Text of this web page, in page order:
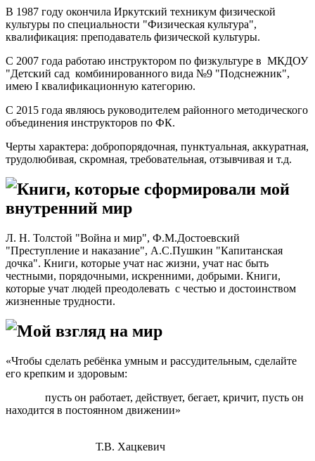
В 1987 году окончила Иркутский техникум физической
культуры по специальности "Физическая культура",
квалификация: преподаватель физической культуры.
С 2007 года работаю инструктором по физкультуре в МКДОУ
"Детский сад комбинированного вида №9 "Подснежник",
имею I квалификационную категорию.
С 2015 года являюсь руководителем районного методического
объединения инструкторов по ФК.
Черты характера: добропорядочная, пунктуальная, аккуратная,
трудолюбивая, скромная, требовательная, отзывчивая и т.д.
Книги, которые сформировали мой
внутренний мир
Л. Н. Толстой "Война и мир", Ф.М.Достоевский
"Преступление и наказание", А.С.Пушкин "Капитанская
дочка". Книги, которые учат нас жизни, учат нас быть
честными, порядочными, искренними, добрыми. Книги,
которые учат людей преодолевать с честью и достоинством
жизненные трудности.
Мой взгляд на мир
«Чтобы сделать ребёнка умным и рассудительным, сделайте
его крепким и здоровым:
пусть он работает, действует, бегает, кричит, пусть он
находится в постоянном движении»
Т.В. Хацкевич